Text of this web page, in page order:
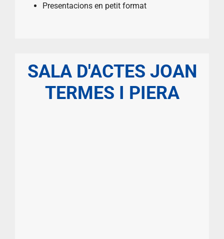
Presentacions en petit format
SALA D'ACTES JOAN
TERMES I PIERA